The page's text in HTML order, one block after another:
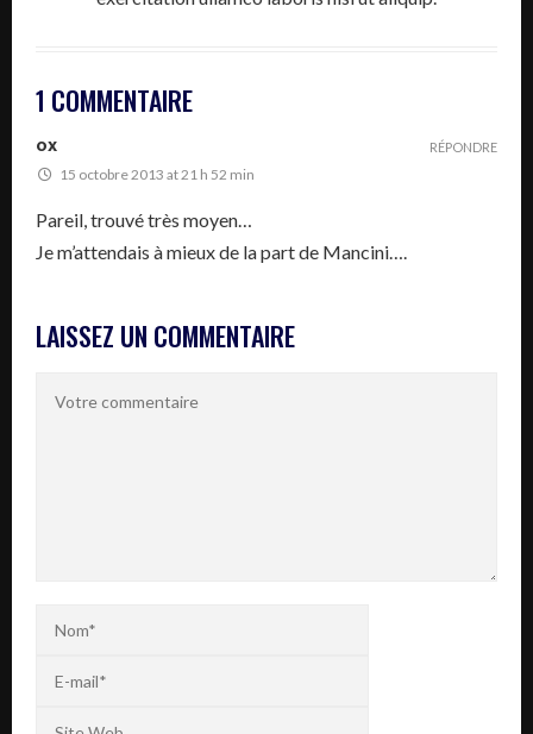
1 COMMENTAIRE
ox
15 octobre 2013 at 21 h 52 min
Pareil, trouvé très moyen…
Je m’attendais à mieux de la part de Mancini….
RÉPONDRE
LAISSEZ UN COMMENTAIRE